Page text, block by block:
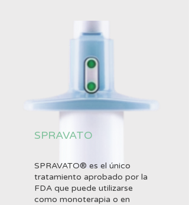
SPRAVATO
SPRAVATO® es el único
tratamiento aprobado por la
FDA que puede utilizarse
como monoterapia o en